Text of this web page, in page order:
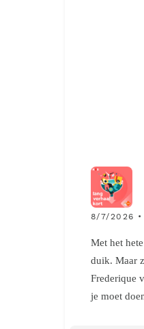
8/7/2026 •
Met het
duik. Maar
Frederique
je moet